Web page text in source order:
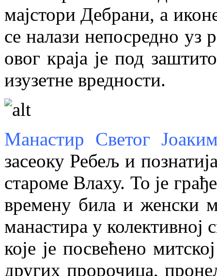
мајстори Дебрани, а
се налази непосредно уз
овог краја је под
изузетне вредности.
Манастир Светог
засеоку Ребељ и
староме Влаху. То је
времену била и женски
манастира у колективној
које је посвећено
других пророчица,